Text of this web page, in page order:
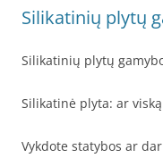
Silikatinių plytų
Silikatinių plytų
Silikatinė plyta: ar
Vykdote statybos ar